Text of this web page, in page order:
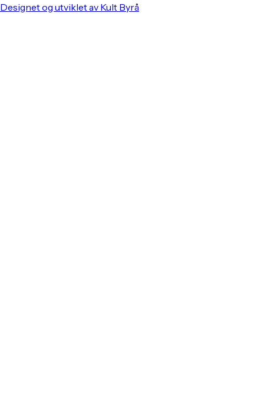
Designet og utviklet av Kult Byrå